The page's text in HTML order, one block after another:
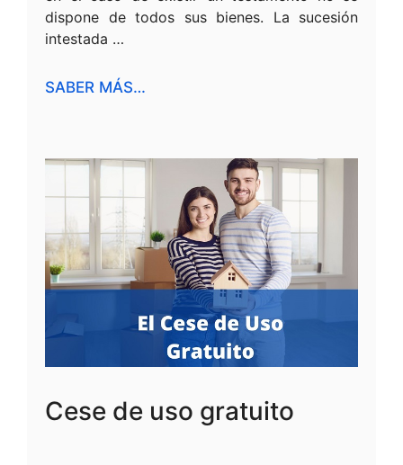
dispone de todos sus bienes. La sucesión
intestada …
SABER MÁS…
Cese de uso gratuito